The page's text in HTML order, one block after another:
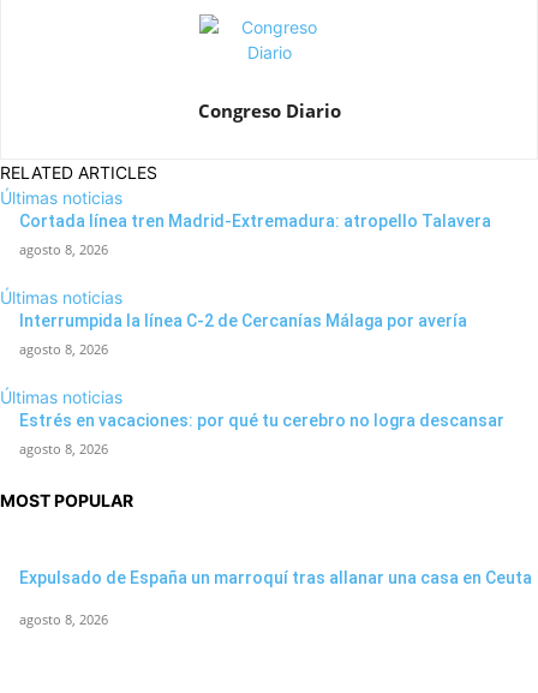
Congreso Diario
RELATED ARTICLES
Últimas noticias
Cortada línea tren Madrid-Extremadura: atropello Talavera
agosto 8, 2026
Últimas noticias
Interrumpida la línea C-2 de Cercanías Málaga por avería
agosto 8, 2026
Últimas noticias
Estrés en vacaciones: por qué tu cerebro no logra descansar
agosto 8, 2026
MOST POPULAR
Expulsado de España un marroquí tras allanar una casa en Ceuta
agosto 8, 2026